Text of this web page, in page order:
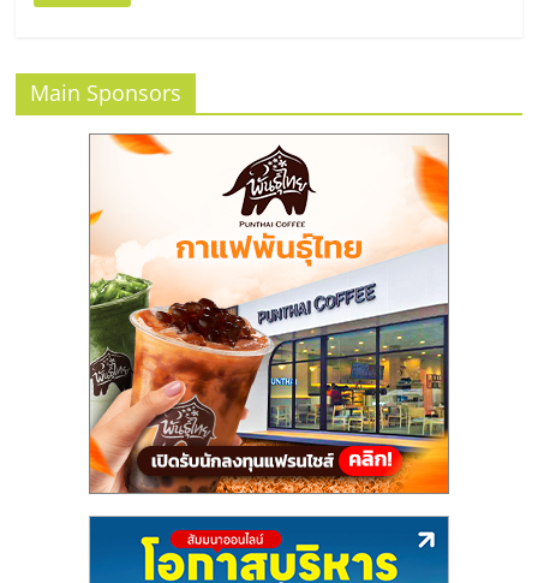
ไชส์,
ปรึกษา
แฟ
ไชส์,
รวม
Main Sponsors